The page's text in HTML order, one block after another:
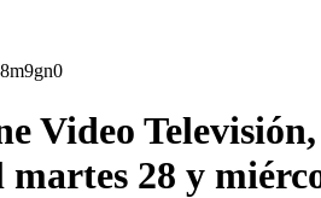
Video
28 y